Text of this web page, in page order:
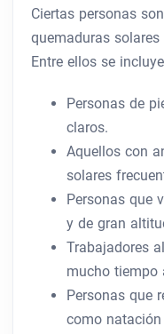
Ciertas personas
quemaduras
Entre ellos se
Personas de
claros.
Aquellos con
solares
Personas que
y de gran
Trabajadores
mucho tiempo
Personas que
como